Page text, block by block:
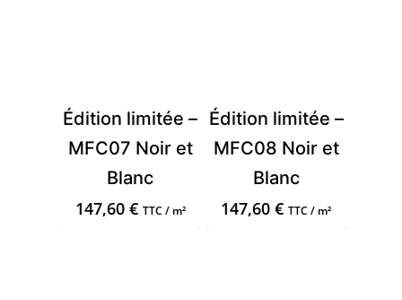
Édition limitée –
MFC07 Noir et
Blanc
147,60 € TTC / m²
Édition limitée –
MFC08 Noir et
Blanc
147,60€ TTC / m²